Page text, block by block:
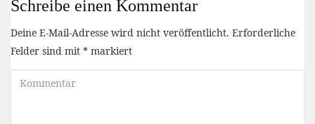
Schreibe einen Kommentar
Deine E-Mail-Adresse wird nicht veröffentlicht. Erforderliche
Felder sind mit * markiert
Kommentar